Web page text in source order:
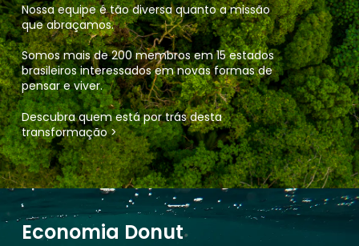
Nossa equipe é tão diversa quanto a missão
que abraçamos.
Somos mais de 200 membros em 15 estados
brasileiros interessados em novas formas de
pensar e viver.
Descubra quem está por trás desta
transformação >
Economia Donut